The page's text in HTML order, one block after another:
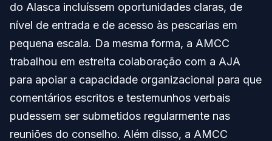
do Alasca incluíssem oportunidades claras, de
nível de entrada e de acesso às pescarias em
pequena escala. Da mesma forma, a AMCC
trabalhou em estreita colaboração com a AJA
para apoiar a capacidade organizacional para que
comentários escritos e testemunhos verbais
pudessem ser submetidos regularmente nas
reuniões do conselho. Além disso, a AMCC